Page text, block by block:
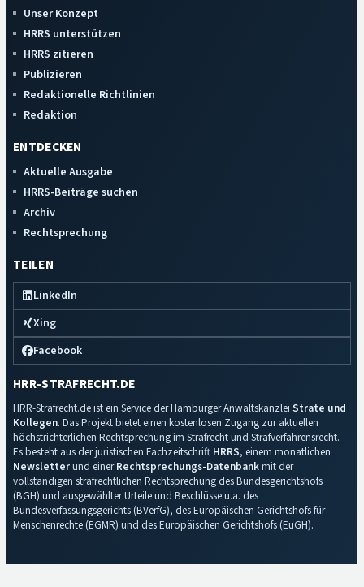
Unser Konzept
HRRS unterstützen
HRRS zitieren
Publizieren
Redaktionelle Richtlinien
Redaktion
ENTDECKEN
Aktuelle Ausgabe
HRRS-Beiträge suchen
Archiv
Rechtsprechung
TEILEN
LinkedIn
Xing
Facebook
HRR-STRAFRECHT.DE
HRR-Strafrecht.de ist ein Service der Hamburger Anwaltskanzlei Strate und
Kollegen. Das Projekt bietet einen kostenlosen Zugang zur aktuellen
höchstrichterlichen Rechtsprechung im Strafrecht und Strafverfahrensrecht.
Es besteht aus der juristischen Fachzeitschrift HRRS, einem monatlichen
Newsletterund einerRechtsprechungs-Datenbankmit der
vollständigen strafrechtlichen Rechtsprechung des Bundesgerichtshofs
(BGH) und ausgewählter Urteile und Beschlüsse u.a. des
Bundesverfassungsgerichts (BVerfG), des Europäischen Gerichtshofs für
Menschenrechte (EGMR) und des Europäischen Gerichtshofs (EuGH).